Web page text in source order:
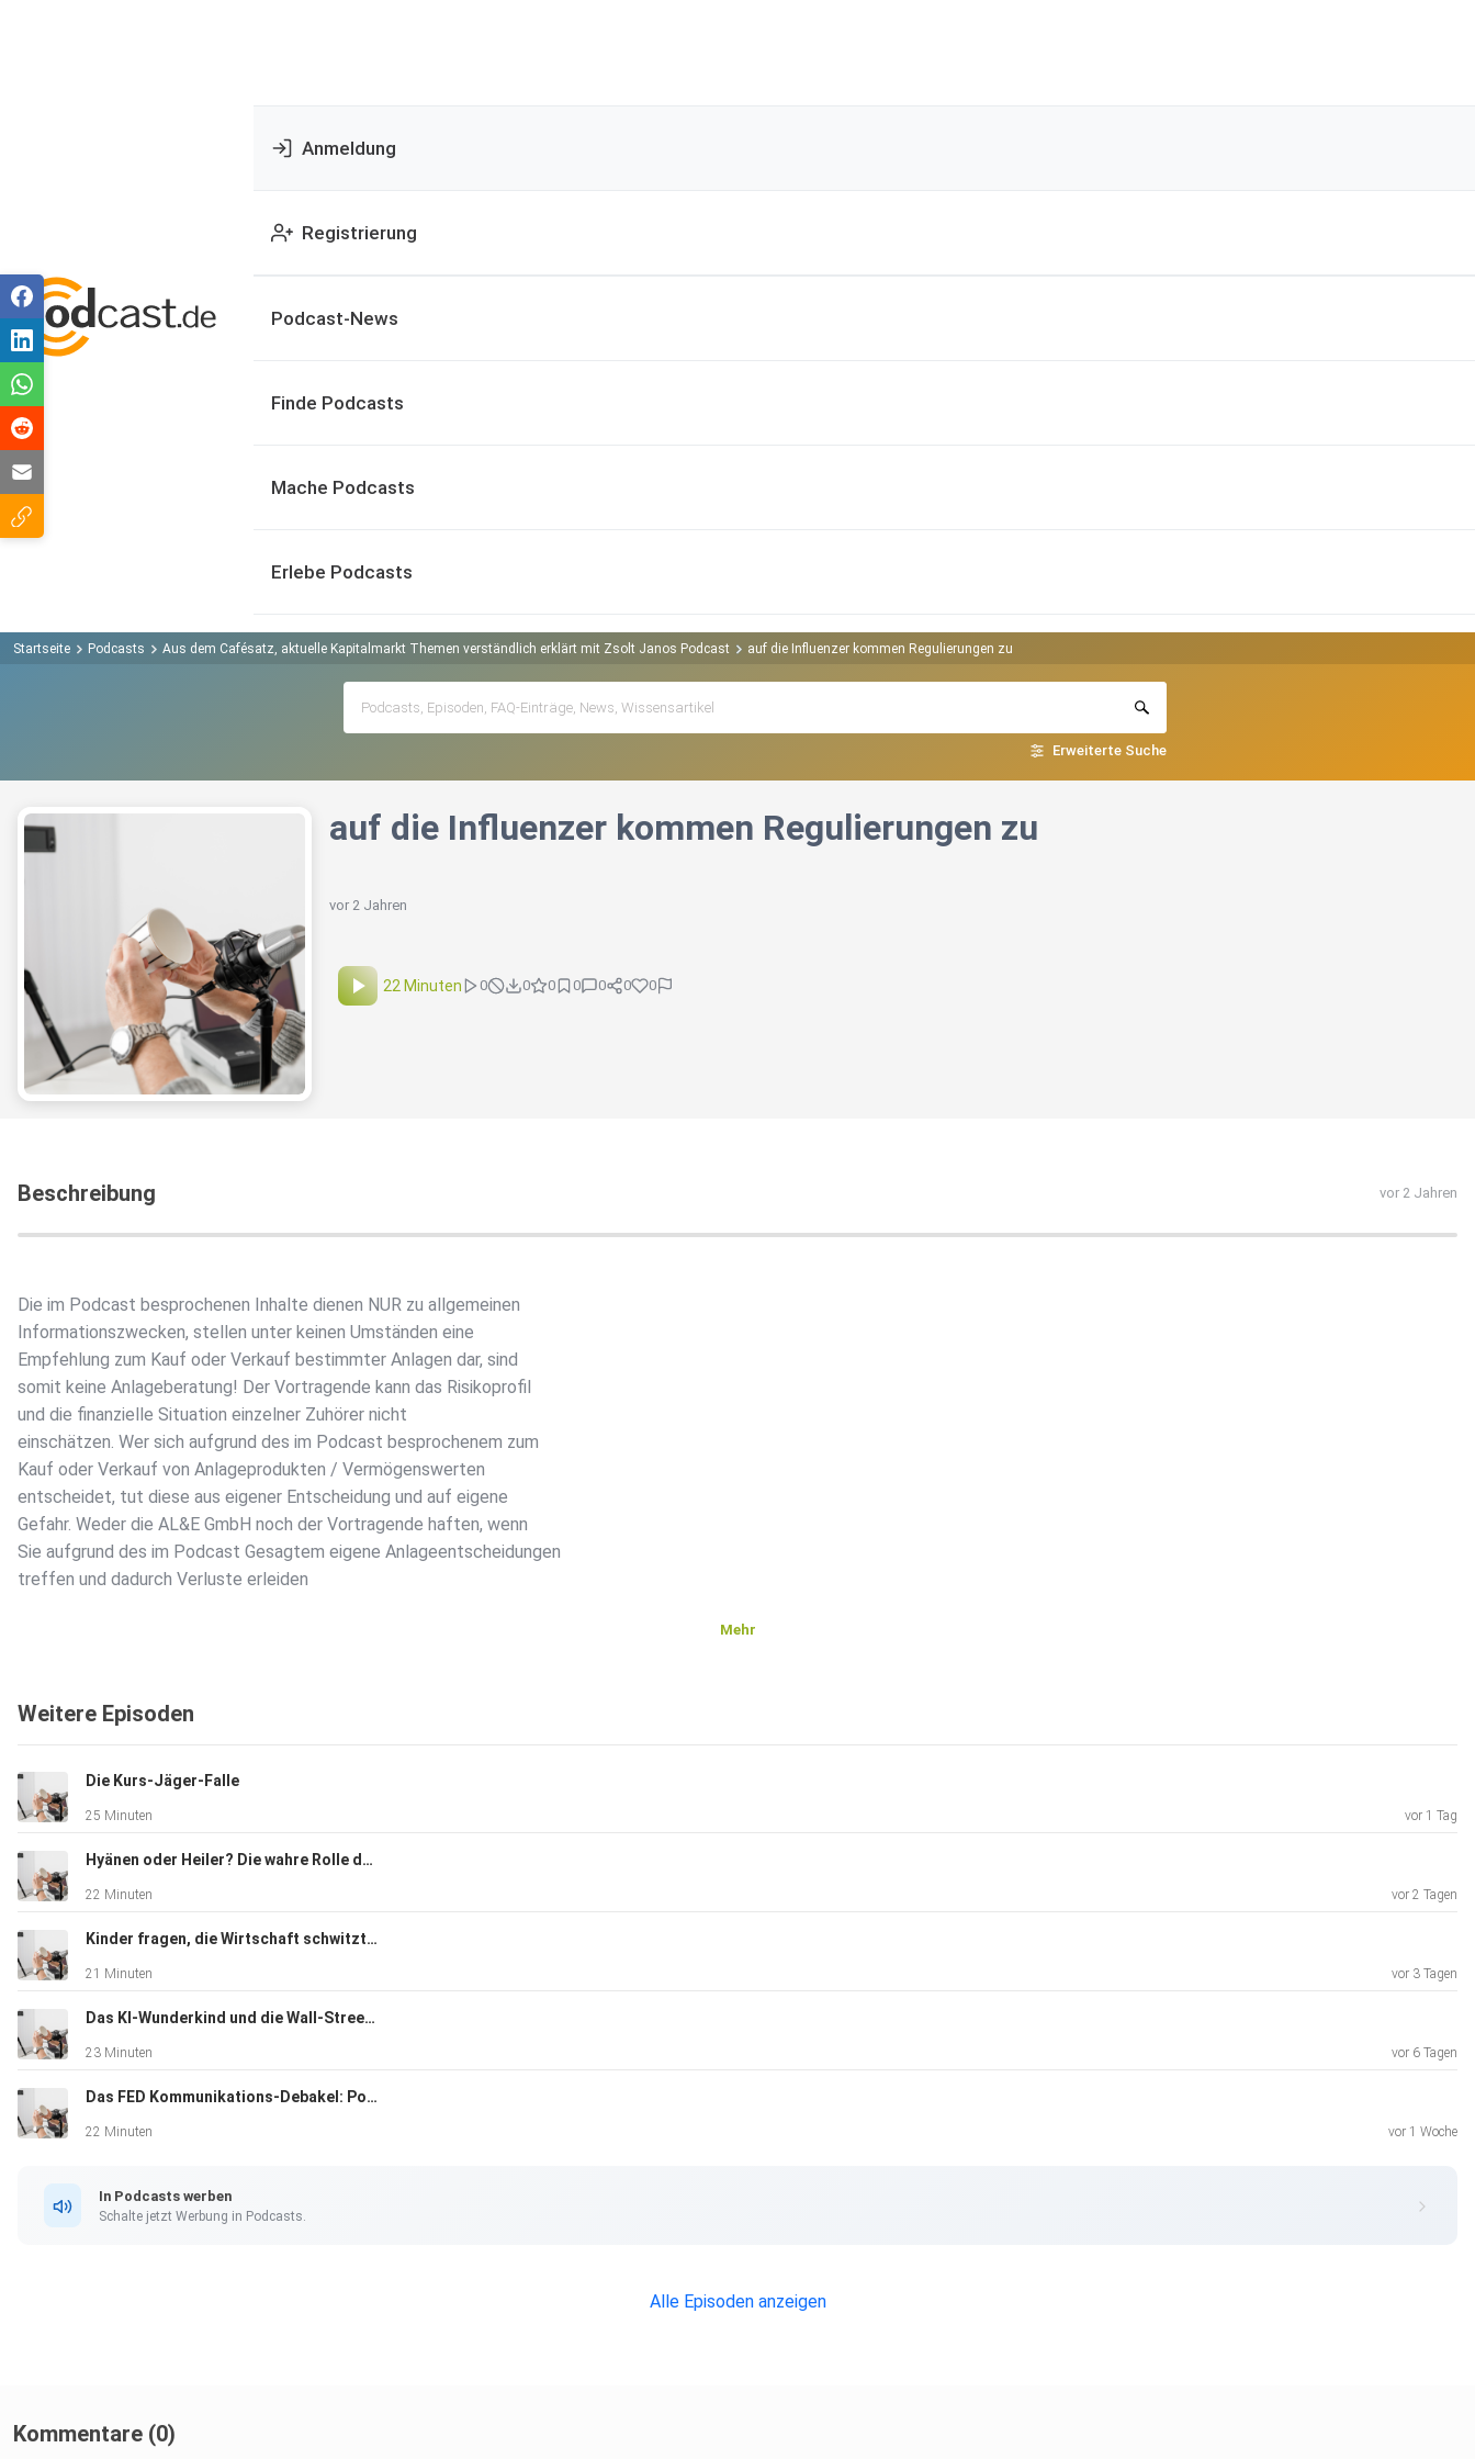
Anmeldung
Registrierung
Podcast-News
Finde Podcasts
Mache Podcasts
Erlebe Podcasts
Startseite Podcasts Aus dem Cafésatz, aktuelle Kapitalmarkt Themen verständlich erklärt mit Zsolt Janos Podcast auf die Influenzer kommen Regulierungen zu
Erweiterte Suche
auf die Influenzer kommen Regulierungen zu
vor 2 Jahren
22 Minuten 0 0 0 0 0 0 0
Beschreibung vor 2 Jahren
Die im Podcast besprochenen Inhalte dienen NUR zu allgemeinen
Informationszwecken, stellen unter keinen Umständen eine
Empfehlung zum Kauf oder Verkauf bestimmter Anlagen dar, sind
somit keine Anlageberatung! Der Vortragende kann das Risikoprofil
und die finanzielle Situation einzelner Zuhörer nicht
einschätzen. Wer sich aufgrund des im Podcast besprochenem zum
Kauf oder Verkauf von Anlageprodukten / Vermögenswerten
entscheidet, tut diese aus eigener Entscheidung und auf eigene
Gefahr. Weder die AL&E GmbH noch der Vortragende haften, wenn
Sie aufgrund des im Podcast Gesagtem eigene Anlageentscheidungen
treffen und dadurch Verluste erleiden
Mehr
Weitere Episoden
Die Kurs-Jäger-Falle
25 Minuten vor 1 Tag
Hyänen oder Heiler? Die wahre Rolle der Hedgefonds
22 Minuten vor 2 Tagen
Kinder fragen, die Wirtschaft schwitzt: „The Big Short“ im Realitätscheck
21 Minuten vor 3 Tagen
Das KI-Wunderkind und die Wall-Street-Rettung: Ein moderner LTCM-Moment
23 Minuten vor 6 Tagen
Das FED Kommunikations-Debakel: Powell vs. Warsh
22 Minuten vor 1 Woche
In Podcasts werben
Schalte jetzt Werbung in Podcasts.
Alle Episoden anzeigen
Kommentare (0)